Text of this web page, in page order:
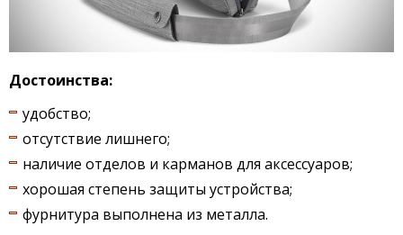
Достоинства:
удобство;
отсутствие лишнего;
наличие отделов и карманов для аксессуаров;
хорошая степень защиты устройства;
фурнитура выполнена из металла.